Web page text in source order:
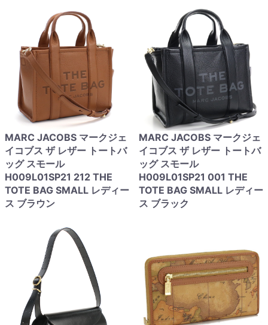
MARC JACOBS マークジェ
イコブス ザ レザー トートバ
ッグ スモール
H009L01SP21 212 THE
TOTE BAG SMALL レディー
ス ブラウン
MARC JACOBS マークジェ
イコブス ザ レザー トートバ
ッグ スモール
H009L01SP21 001 THE
TOTE BAG SMALL レディー
ス ブラック